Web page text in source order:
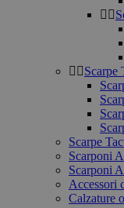
Scarpe
Scarpe
Scarponi
Scarponi
Accessori
Calzature